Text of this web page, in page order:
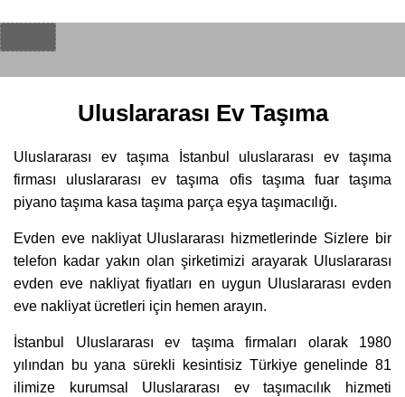
Uluslararası Ev Taşıma
Uluslararası ev taşıma İstanbul uluslararası ev taşıma
firması uluslararası ev taşıma ofis taşıma fuar taşıma
piyano taşıma kasa taşıma parça eşya taşımacılığı.
Evden eve nakliyat Uluslararası hizmetlerinde Sizlere bir
telefon kadar yakın olan şirketimizi arayarak Uluslararası
evden eve nakliyat fiyatları en uygun Uluslararası evden
eve nakliyat ücretleri için hemen arayın.
İstanbul Uluslararası ev taşıma firmaları olarak 1980
yılından bu yana sürekli kesintisiz Türkiye genelinde 81
ilimize kurumsal Uluslararası ev taşımacılık hizmeti